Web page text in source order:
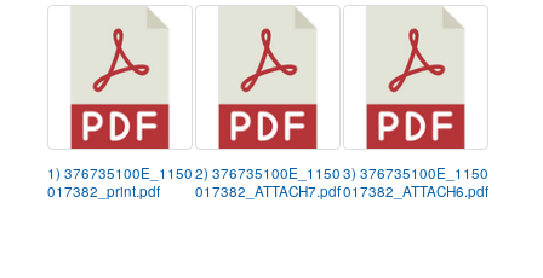
1) 376735100E_1150
017382_print.pdf
2) 376735100E_1150
017382_ATTACH7.pdf
3) 376735100E_1150
017382_ATTACH6.pdf